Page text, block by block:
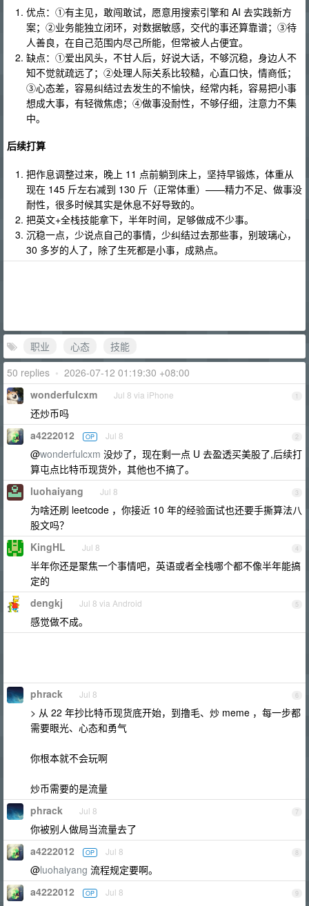
优点：①有主见，敢闯敢试，愿意用搜索引擎和 AI 去实践新方
案；②业务能独立闭环，对数据敏感，交代的事还算靠谱；③待
人善良，在自己范围内尽己所能，但常被人占便宜。
缺点：①爱出风头，不甘人后，好说大话，不够沉稳，身边人不
知不觉就疏远了；②处理人际关系比较糙，心直口快，情商低；
③心态差，容易纠结过去发生的不愉快，经常内耗，容易把小事
想成大事，有轻微焦虑；④做事没耐性，不够仔细，注意力不集
中。
后续打算
把作息调整过来，晚上 11 点前躺到床上，坚持早锻炼，体重从
现在 145 斤左右减到 130 斤（正常体重）——精力不足、做事没
耐性，很多时候其实是休息不好导致的。
把英文+全栈技能拿下，半年时间，足够做成不少事。
沉稳一点，少说点自己的事情，少纠结过去那些事，别玻璃心，
30 多岁的人了，除了生死都是小事，成熟点。
职业 心态
技能
50 replies • 2026-07-12 01:19:30 +08:00
1
wonderfulcxm Jul 8 via iPhone
还炒币吗
2
a4222012 OP Jul 8
@wonderfulcxm 没炒了，现在剩一点 U 去盈透买美股了,后续打
算屯点比特币现货外，其他也不搞了。
3
luohaiyang Jul 8
为啥还刷 leetcode ，你接近 10 年的经验面试也还要手撕算法八
股文吗？
4
KingHL Jul 8
半年你还是聚焦一个事情吧，英语或者全栈哪个都不像半年能搞
定的
5
dengkj Jul 8 via Android
感觉做不成。
6
phrack Jul 8
> 从 22 年抄比特币现货底开始，到撸毛、炒 meme ，每一步都
需要眼光、心态和勇气
你根本就不会玩啊
炒币需要的是流量
7
phrack Jul 8
你被别人做局当流量去了
8
a4222012 OP Jul 8
@luohaiyang 流程规定要啊。
9
a4222012 OP Jul 8